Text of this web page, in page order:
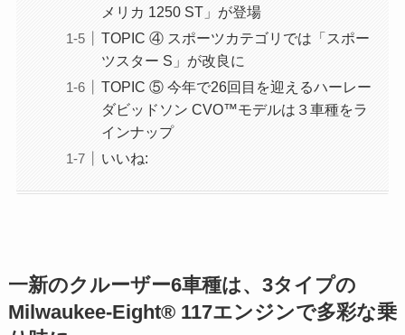
メリカ 1250 ST」が登場
TOPIC ④ スポーツカテゴリでは「スポー
ツスター S」が改良に
TOPIC ⑤ 今年で26回目を迎えるハーレー
ダビッドソン CVO™モデルは３車種をラ
インナップ
いいね:
一新のクルーザー6車種は、3タイプの
Milwaukee-Eight® 117エンジンで多彩な乗